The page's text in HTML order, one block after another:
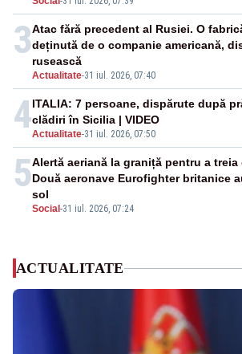
3
Actualitate-31 iul. 2026, 07:40
Atac fără precedent al Rusiei. O
deținută de o companie americană,
rusească
4Actualitate-31 iul. 2026, 07:50
ITALIA: 7 persoane, dispărute după
clădiri în Sicilia | VIDEO
5
Social -31 iul. 2026, 07:24
Alertă aeriană la graniță pentru a treia
Două aeronave Eurofighter britanice
sol
ACTUALITATE